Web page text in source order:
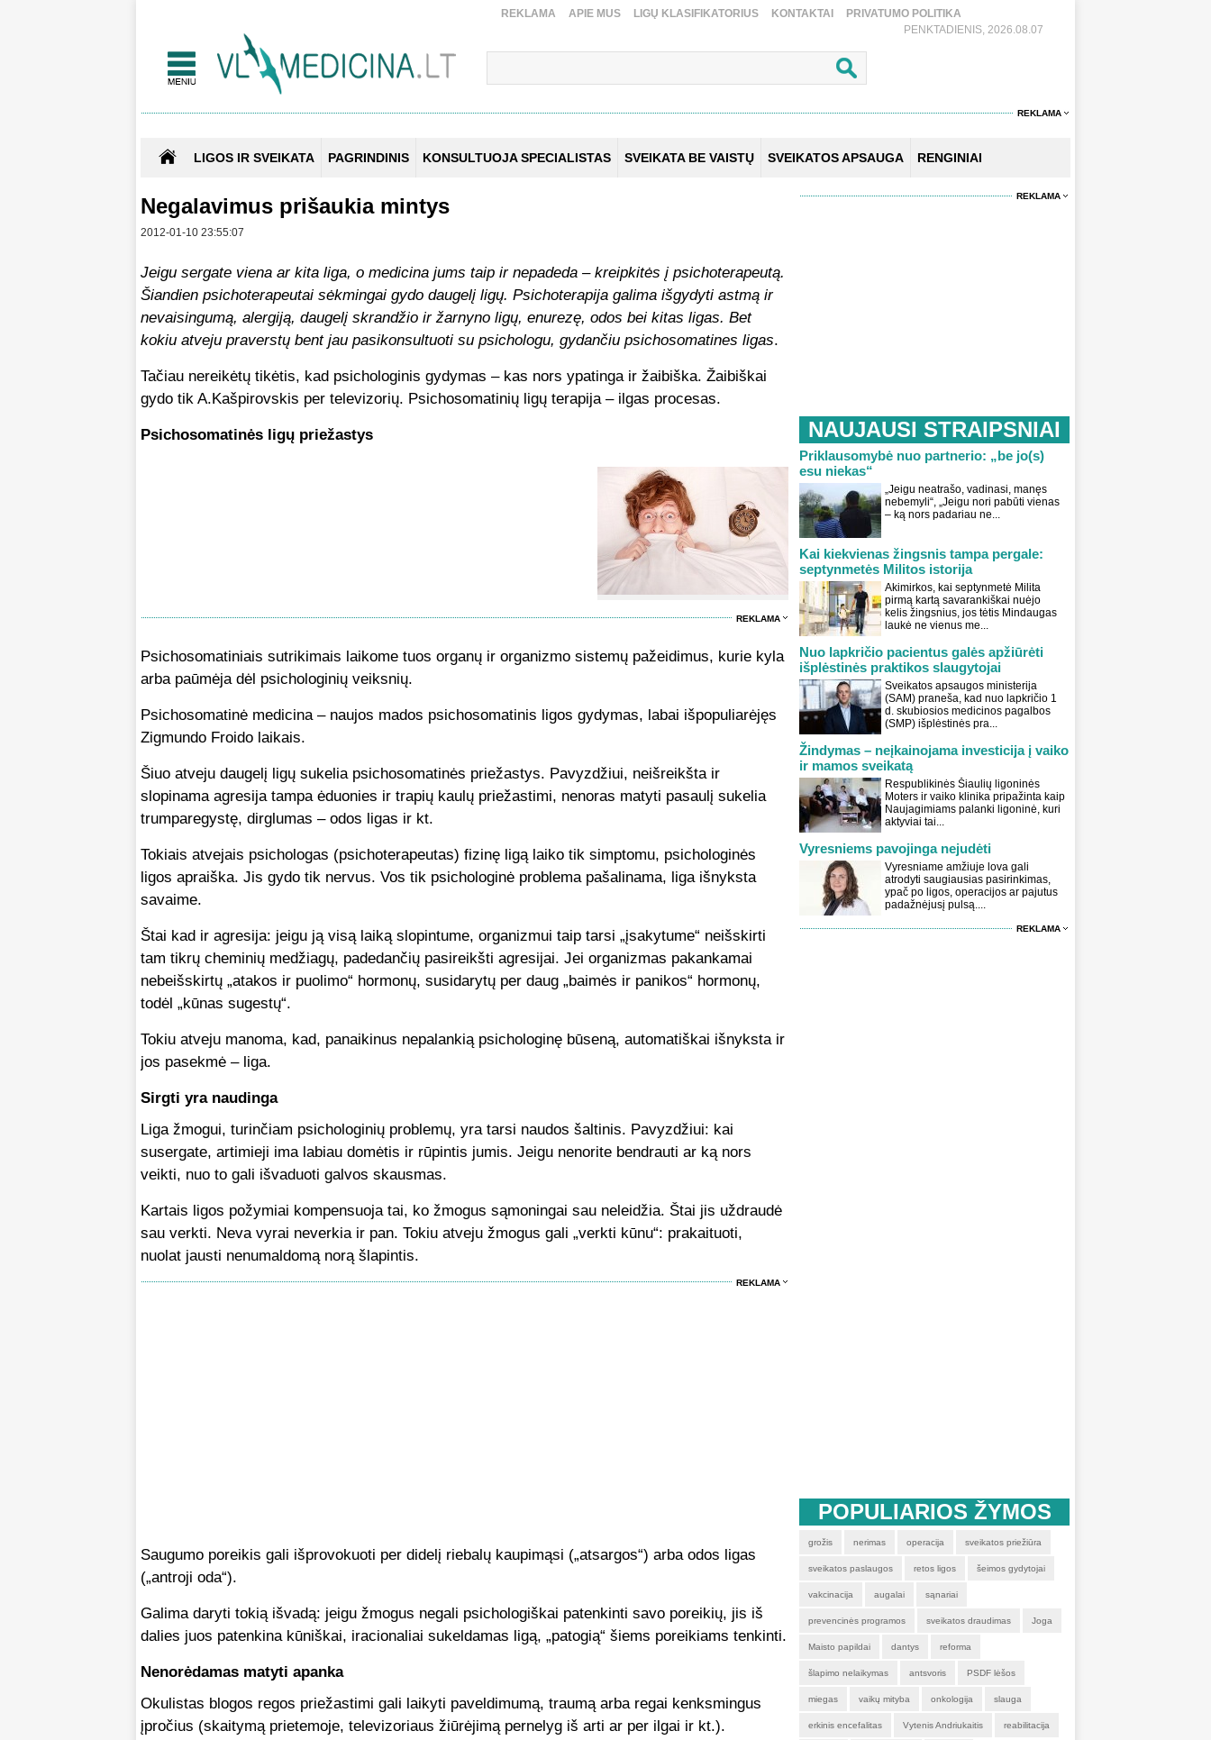
REKLAMA APIE MUS LIGŲ KLASIFIKATORIUS KONTAKTAI
PRIVATUMO POLITIKA
PENKTADIENIS, 2026.08.07
REKLAMA
LIGOS IR SVEIKATA PAGRINDINIS KONSULTUOJA SPECIALISTAS SVEIKATA BE VAISTŲ SVEIKATOS APSAUGA RENGINIAI
Negalavimus prišaukia mintys
2012-01-10 23:55:07
Jeigu sergate viena ar kita liga, o medicina jums taip ir nepadeda – kreipkitės į psichoterapeutą.
Šiandien psichoterapeutai sėkmingai gydo daugelį ligų. Psichoterapija galima išgydyti astmą ir
nevaisingumą, alergiją, daugelį skrandžio ir žarnyno ligų, enurezę, odos bei kitas ligas. Bet
kokiu atveju praverstų bent jau pasikonsultuoti su psichologu, gydančiu psichosomatines ligas.
Tačiau nereikėtų tikėtis, kad psichologinis gydymas – kas nors ypatinga ir žaibiška. Žaibiškai
gydo tik A.Kašpirovskis per televizorių. Psichosomatinių ligų terapija – ilgas procesas.
Psichosomatinės ligų priežastys
REKLAMA
Psichosomatiniais sutrikimais laikome tuos organų ir organizmo sistemų pažeidimus, kurie kyla
arba paūmėja dėl psichologinių veiksnių.
Psichosomatinė medicina – naujos mados psichosomatinis ligos gydymas, labai išpopuliarėjęs
Zigmundo Froido laikais.
Šiuo atveju daugelį ligų sukelia psichosomatinės priežastys. Pavyzdžiui, neišreikšta ir
slopinama agresija tampa ėduonies ir trapių kaulų priežastimi, nenoras matyti pasaulį sukelia
trumparegystę, dirglumas – odos ligas ir kt.
Tokiais atvejais psichologas (psichoterapeutas) fizinę ligą laiko tik simptomu, psichologinės
ligos apraiška. Jis gydo tik nervus. Vos tik psichologinė problema pašalinama, liga išnyksta
savaime.
Štai kad ir agresija: jeigu ją visą laiką slopintume, organizmui taip tarsi „įsakytume“ neišskirti
tam tikrų cheminių medžiagų, padedančių pasireikšti agresijai. Jei organizmas pakankamai
nebeišskirtų „atakos ir puolimo“ hormonų, susidarytų per daug „baimės ir panikos“ hormonų,
todėl „kūnas sugestų“.
Tokiu atveju manoma, kad, panaikinus nepalankią psichologinę būseną, automatiškai išnyksta ir
jos pasekmė – liga.
Sirgti yra naudinga
Liga žmogui, turinčiam psichologinių problemų, yra tarsi naudos šaltinis. Pavyzdžiui: kai
susergate, artimieji ima labiau domėtis ir rūpintis jumis. Jeigu nenorite bendrauti ar ką nors
veikti, nuo to gali išvaduoti galvos skausmas.
Kartais ligos požymiai kompensuoja tai, ko žmogus sąmoningai sau neleidžia. Štai jis uždraudė
sau verkti. Neva vyrai neverkia ir pan. Tokiu atveju žmogus gali „verkti kūnu“: prakaituoti,
nuolat jausti nenumaldomą norą šlapintis.
REKLAMA
Saugumo poreikis gali išprovokuoti per didelį riebalų kaupimąsi („atsargos“) arba odos ligas
(„antroji oda“).
Galima daryti tokią išvadą: jeigu žmogus negali psichologiškai patenkinti savo poreikių, jis iš
dalies juos patenkina kūniškai, iracionaliai sukeldamas ligą, „patogią“ šiems poreikiams tenkinti.
Nenorėdamas matyti apanka
Okulistas blogos regos priežastimi gali laikyti paveldimumą, traumą arba regai kenksmingus
įpročius (skaitymą prietemoje, televizoriaus žiūrėjimą pernelyg iš arti ar per ilgai ir kt.).
REKLAMA
NAUJAUSI STRAIPSNIAI
Priklausomybė nuo partnerio: „be jo(s)
esu niekas“
„Jeigu neatrašo, vadinasi, manęs
nebemyli“, „Jeigu nori pabūti vienas
– ką nors padariau ne...
Kai kiekvienas žingsnis tampa pergale:
septynmetės Militos istorija
Akimirkos, kai septynmetė Milita
pirmą kartą savarankiškai nuėjo
kelis žingsnius, jos tėtis Mindaugas
laukė ne vienus me...
Nuo lapkričio pacientus galės apžiūrėti
išplėstinės praktikos slaugytojai
Sveikatos apsaugos ministerija
(SAM) praneša, kad nuo lapkričio 1
d. skubiosios medicinos pagalbos
(SMP) išplėstinės pra...
Žindymas – neįkainojama investicija į vaiko
ir mamos sveikatą
Respublikinės Šiaulių ligoninės
Moters ir vaiko klinika pripažinta kaip
Naujagimiams palanki ligoninė, kuri
aktyviai tai...
Vyresniems pavojinga nejudėti
Vyresniame amžiuje lova gali
atrodyti saugiausias pasirinkimas,
ypač po ligos, operacijos ar pajutus
padažnėjusį pulsą....
REKLAMA
POPULIARIOS ŽYMOS
grožis nerimas operacija sveikatos priežiūra
sveikatos paslaugos retos ligos šeimos gydytojai
vakcinacija augalai sąnariai
prevencinės programos sveikatos draudimas Joga
Maisto papildai dantys reforma
šlapimo nelaikymas antsvoris PSDF lėšos
miegas vaikų mityba onkologija slauga
erkinis encefalitas Vytenis Andriukaitis reabilitacija